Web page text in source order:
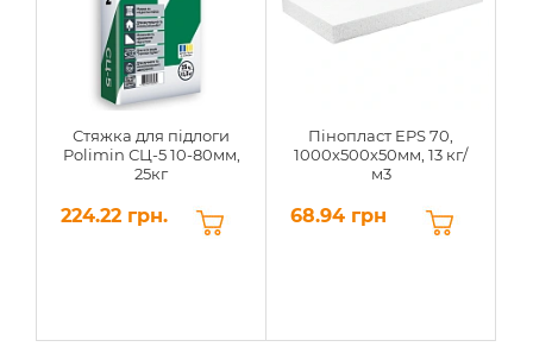
Стяжка для підлоги
Polimin СЦ-5 10-80мм,
25кг
224.22 грн.
Пінопласт EPS 70,
1000х500х50мм, 13 кг/
м3
68.94 грн